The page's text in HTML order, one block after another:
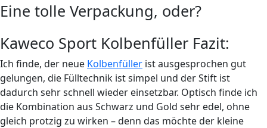
Eine tolle Verpackung, oder?
Kaweco Sport Kolbenfüller Fazit:
Ich finde, der neue Kolbenfüller ist ausgesprochen gut
gelungen, die Fülltechnik ist simpel und der Stift ist
dadurch sehr schnell wieder einsetzbar. Optisch finde ich
die Kombination aus Schwarz und Gold sehr edel, ohne
gleich protzig zu wirken – denn das möchte der kleine